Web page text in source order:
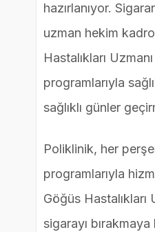
hazırlanıyor.
uzman hekim
Hastalıkları
programlarıyla
sağlıklı günler
Poliklinik, her
programlarıyla
Göğüs
sigarayı